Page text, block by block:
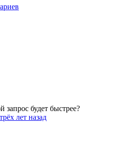
запрос будет быстрее?
лет назад